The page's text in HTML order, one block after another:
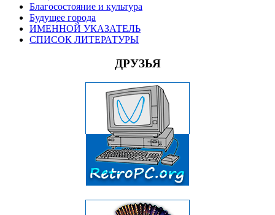
Благосостояние и культура
Будущее города
ИМЕННОЙ УКАЗАТЕЛЬ
СПИСОК ЛИТЕРАТУРЫ
ДРУЗЬЯ